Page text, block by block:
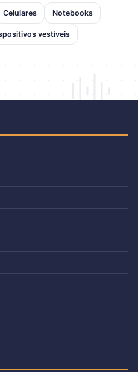
Celulares Notebooks
vestíveis